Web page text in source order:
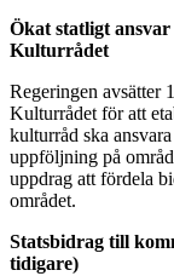
Ökat statligt
Kulturrådet
Regeringen avsätter
Kulturrådet för att
kulturråd ska
uppföljning på
uppdrag att fördela
området.
Statsbidrag till
tidigare)